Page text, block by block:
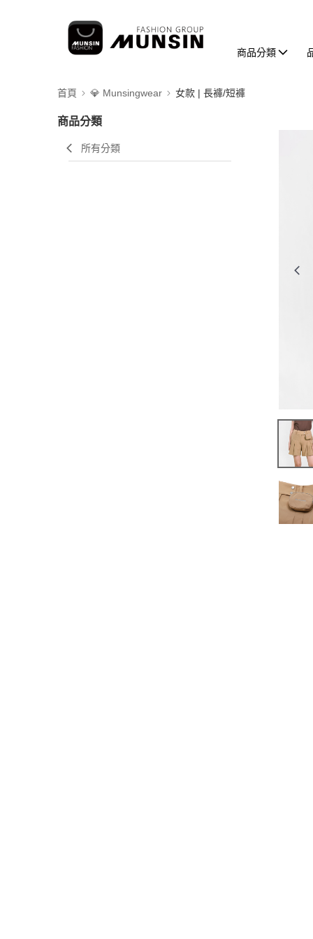
商品分類
首頁 💎 Munsingwear 女款 | 長褲/短褲
商品分類
所有分類